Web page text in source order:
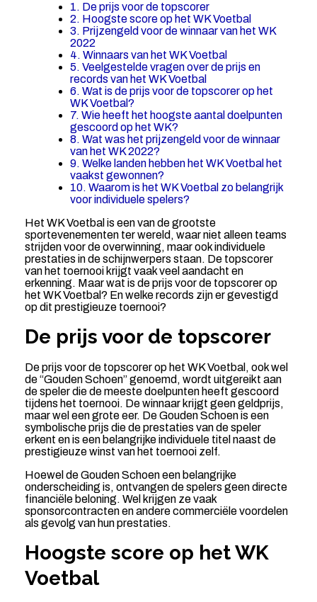
1. De prijs voor de topscorer
2. Hoogste score op het WK Voetbal
3. Prijzengeld voor de winnaar van het WK
2022
4. Winnaars van het WK Voetbal
5. Veelgestelde vragen over de prijs en
records van het WK Voetbal
6. Wat is de prijs voor de topscorer op het
WK Voetbal?
7. Wie heeft het hoogste aantal doelpunten
gescoord op het WK?
8. Wat was het prijzengeld voor de winnaar
van het WK 2022?
9. Welke landen hebben het WK Voetbal het
vaakst gewonnen?
10. Waarom is het WK Voetbal zo belangrijk
voor individuele spelers?
Het WK Voetbal is een van de grootste
sportevenementen ter wereld, waar niet alleen teams
strijden voor de overwinning, maar ook individuele
prestaties in de schijnwerpers staan. De topscorer
van het toernooi krijgt vaak veel aandacht en
erkenning. Maar wat is de prijs voor de topscorer op
het WK Voetbal? En welke records zijn er gevestigd
op dit prestigieuze toernooi?
De prijs voor de topscorer
De prijs voor de topscorer op het WK Voetbal, ook wel
de “Gouden Schoen” genoemd, wordt uitgereikt aan
de speler die de meeste doelpunten heeft gescoord
tijdens het toernooi. De winnaar krijgt geen geldprijs,
maar wel een grote eer. De Gouden Schoen is een
symbolische prijs die de prestaties van de speler
erkent en is een belangrijke individuele titel naast de
prestigieuze winst van het toernooi zelf.
Hoewel de Gouden Schoen een belangrijke
onderscheiding is, ontvangen de spelers geen directe
financiële beloning. Wel krijgen ze vaak
sponsorcontracten en andere commerciële voordelen
als gevolg van hun prestaties.
Hoogste score op het WK
Voetbal